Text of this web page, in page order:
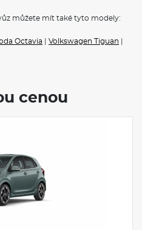
můžete mít také tyto modely:
Octavia Volkswagen Tiguan
cenou